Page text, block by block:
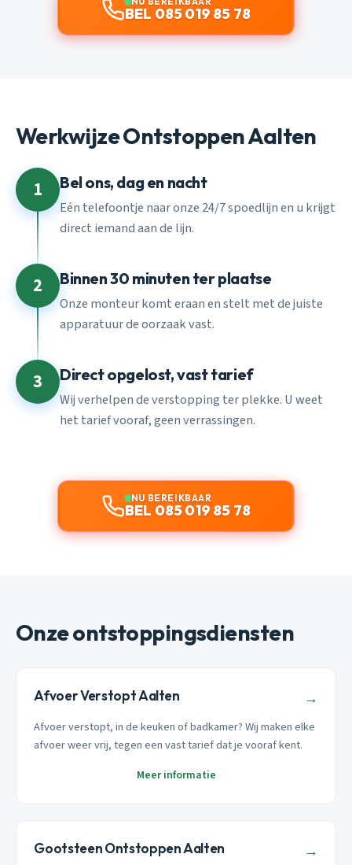
BEL 085 019 85 78
Werkwijze Ontstoppen Aalten
1 Bel ons, dag en nacht
Eén telefoontje naar onze 24/7 spoedlijn en u krijgt
direct iemand aan de lijn.
2 Binnen 30 minuten ter plaatse
Onze monteur komt eraan en stelt met de juiste
apparatuur de oorzaak vast.
3 Direct opgelost, vast tarief
Wij verhelpen de verstopping ter plekke. U weet
het tarief vooraf, geen verrassingen.
NU BEREIKBAAR
BEL 085 019 85 78
Onze ontstoppingsdiensten
Afvoer Verstopt Aalten →
Afvoer verstopt, in de keuken of badkamer? Wij maken elke
afvoer weer vrij, tegen een vast tarief dat je vooraf kent.
Meer informatie
Gootsteen Ontstoppen Aalten →